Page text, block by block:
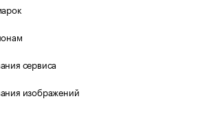
сервиса
изображений